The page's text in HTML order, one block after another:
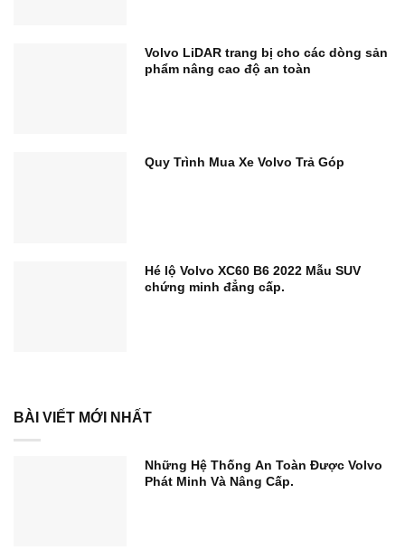
Volvo LiDAR trang bị cho các dòng sản
phẩm nâng cao độ an toàn
Quy Trình Mua Xe Volvo Trả Góp
Hé lộ Volvo XC60 B6 2022 Mẫu SUV
chứng minh đẳng cấp.
BÀI VIẾT MỚI NHẤT
Những Hệ Thống An Toàn Được Volvo
Phát Minh Và Nâng Cấp.